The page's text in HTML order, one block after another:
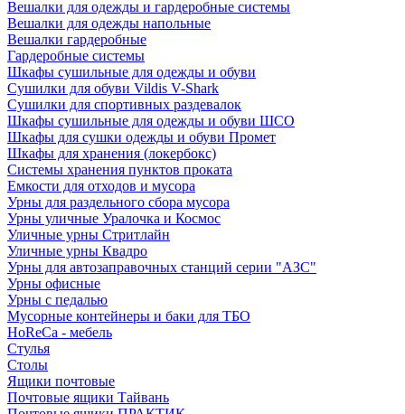
Вешалки для одежды и гардеробные системы
Вешалки для одежды напольные
Вешалки гардеробные
Гардеробные системы
Шкафы сушильные для одежды и обуви
Сушилки для обуви Vildis V-Shark
Сушилки для спортивных раздевалок
Шкафы сушильные для одежды и обуви ШСО
Шкафы для сушки одежды и обуви Промет
Шкафы для хранения (локербокс)
Системы хранения пунктов проката
Емкости для отходов и мусора
Урны для раздельного сбора мусора
Урны уличные Уралочка и Космос
Уличные урны Стритлайн
Уличные урны Квадро
Урны для автозаправочных станций серии "АЗС"
Урны офисные
Урны с педалью
Мусорные контейнеры и баки для ТБО
HoReCa - мебель
Стулья
Столы
Ящики почтовые
Почтовые ящики Тайвань